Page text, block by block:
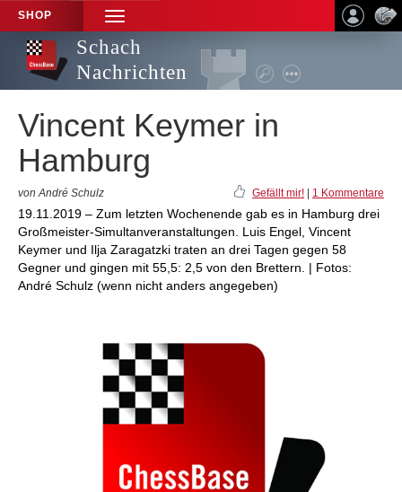
SHOP
TOGGLE
NAVIGATION
Schach
Nachrichten
Vincent Keymer in
Hamburg
von André Schulz Gefällt mir! 1 Kommentare
19.11.2019 – Zum letzten Wochenende gab es in Hamburg drei
Großmeister-Simultanveranstaltungen. Luis Engel, Vincent
Keymer und Ilja Zaragatzki traten an drei Tagen gegen 58
Gegner und gingen mit 55,5: 2,5 von den Brettern. | Fotos:
André Schulz (wenn nicht anders angegeben)